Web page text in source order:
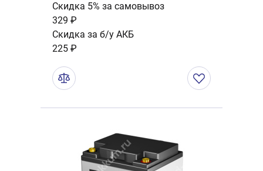
Скидка 5% за самовывоз
329 ₽
Скидка за б/у АКБ
225 ₽